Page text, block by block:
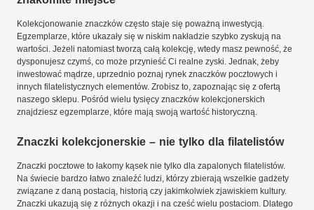
Kolekcjonowanie znaczków często staje się poważną inwestycją.
Egzemplarze, które ukazały się w niskim nakładzie szybko zyskują na
wartości. Jeżeli natomiast tworzą całą kolekcję, wtedy masz pewność, że
dysponujesz czymś, co może przynieść Ci realne zyski. Jednak, żeby
inwestować mądrze, uprzednio poznaj rynek znaczków pocztowych i
innych filatelistycznych elementów. Zrobisz to, zapoznając się z ofertą
naszego sklepu. Pośród wielu tysięcy znaczków kolekcjonerskich
znajdziesz egzemplarze, które mają swoją wartość historyczną.
Znaczki kolekcjonerskie – nie tylko dla filatelistów
Znaczki pocztowe to łakomy kąsek nie tylko dla zapalonych filatelistów.
Na świecie bardzo łatwo znaleźć ludzi, którzy zbierają wszelkie gadżety
związane z daną postacią, historią czy jakimkolwiek zjawiskiem kultury.
Znaczki ukazują się z różnych okazji i na cześć wielu postaciom. Dlatego